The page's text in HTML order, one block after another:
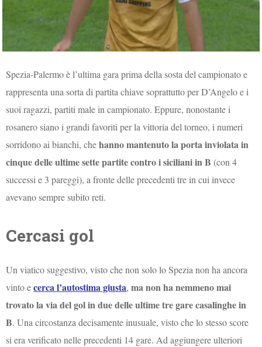
Spezia-Palermo è l’ultima gara prima della sosta del campionato e
rappresenta una sorta di partita chiave soprattutto per D’Angelo e i
suoi ragazzi, partiti male in campionato. Eppure, nonostante i
rosanero siano i grandi favoriti per la vittoria del torneo, i numeri
sorridono ai bianchi, chehanno mantenuto la porta inviolata in
cinque delle ultime sette partite contro i siciliani in B (con 4
successi e 3 pareggi), a fronte delle precedenti tre in cui invece
avevano sempre subito reti.
Cercasi gol
Un viatico suggestivo, visto che non solo lo Spezia non ha ancora
vinto ecerca l’autostima giusta,ma non ha nemmeno mai
trovato la via del gol in due delle ultime tre gare casalinghe in
B. Una circostanza decisamente inusuale, visto che lo stesso score
si era verificato nelle precedenti 14 gare. Ad aggiungere ulteriori